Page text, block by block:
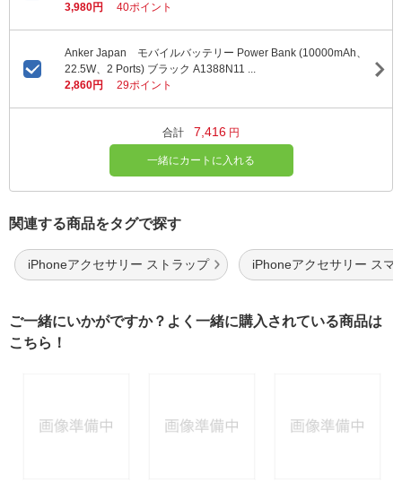
3,980円
40ポイント
Anker Japan モバイルバッテリー Power Bank (10000mAh、
22.5W、2 Ports) ブラック A1388N11 ...
2,860円
29ポイント
合計 7,416 円
一緒にカートに入れる
関連する商品をタグで探す
iPhoneアクセサリー ストラップ iPhoneアクセサリー スマ
ご一緒にいかがですか？よく一緒に購入されている商品は
こちら！